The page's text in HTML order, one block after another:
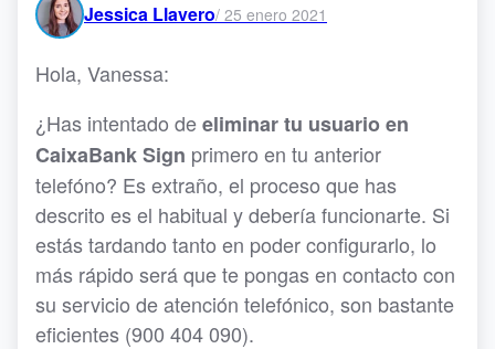
Jessica Llavero/ 25 enero 2021
Hola, Vanessa:
¿Has intentado deeliminar tu usuario en
CaixaBank Sign primero en tu anterior
telefóno? Es extraño, el proceso que has
descrito es el habitual y debería funcionarte. Si
estás tardando tanto en poder configurarlo, lo
más rápido será que te pongas en contacto con
su servicio de atención telefónico, son bastante
eficientes (900 404 090).